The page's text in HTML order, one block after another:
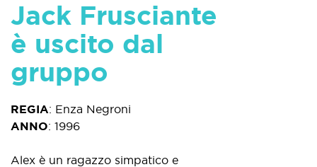
Jack Frusciante
è uscito dal
gruppo
REGIA: Enza Negroni
ANNO: 1996
Alex è un ragazzo simpatico e